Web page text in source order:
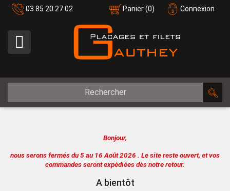
03 85 20 27 02 Connexion
Panier(0)

Bonjour,
nous serons fermés du 5 au 16 Août 2026 . Le site reste ouvert, et vos
commandes seront expédiées dès notre retour.
A bientôt